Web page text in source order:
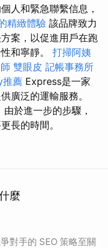
人和緊急聯繫信息，
精緻體驗 該品牌致力
案，以促進用戶在跑
和寧靜。 打掃阿姨
雙眼皮 記帳事務所
推薦 Express是一家
廣泛的運輸服務。
於進一步的步驟，
長的時間。
麼
對手的 SEO 策略至關